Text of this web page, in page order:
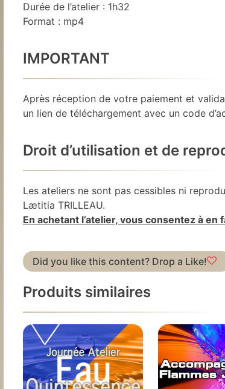
Durée de l’atelier : 1h32
Format : mp4
IMPORTANT
Après réception de votre paiement et
un lien de téléchargement avec un code
Droit d’utilisation et de
Les ateliers ne sont pas cessibles ni
Lætitia TRILLEAU.
En achetant l’atelier, vous consentez à
Did you like this content? Drop a Like!
Produits similaires